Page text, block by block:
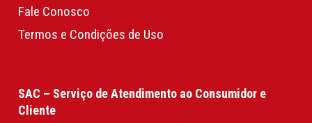
Fale Conosco
Termos e Condições de Uso
SAC – Serviço de Atendimento ao Consumidor e
Cliente